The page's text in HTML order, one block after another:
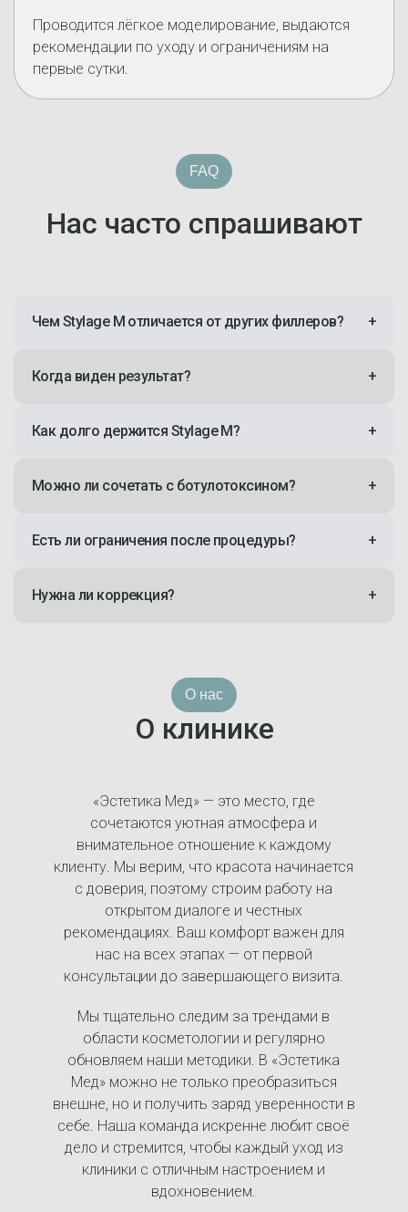
Проводится лёгкое моделирование, выдаются
рекомендации по уходу и ограничениям на
первые сутки.
FAQ
Нас часто спрашивают
Чем Stylage M отличается от других филлеров? +
Когда виден результат? +
Как долго держится Stylage M? +
Можно ли сочетать с ботулотоксином? +
Есть ли ограничения после процедуры? +
Нужна ли коррекция? +
О нас
О клинике
«Эстетика Мед» — это место, где
сочетаются уютная атмосфера и
внимательное отношение к каждому
клиенту. Мы верим, что красота начинается
с доверия, поэтому строим работу на
открытом диалоге и честных
рекомендациях. Ваш комфорт важен для
нас на всех этапах — от первой
консультации до завершающего визита.
Мы тщательно следим за трендами в
области косметологии и регулярно
обновляем наши методики. В «Эстетика
Мед» можно не только преобразиться
внешне, но и получить заряд уверенности в
себе. Наша команда искренне любит своё
дело и стремится, чтобы каждый уход из
клиники с отличным настроением и
вдохновением.